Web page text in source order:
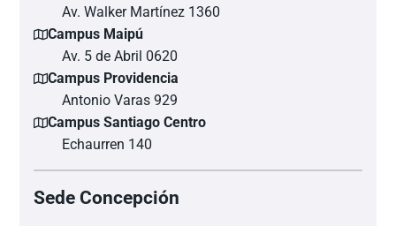
Av. Walker Martínez 1360
Campus Maipú
Av. 5 de Abril 0620
Campus Providencia
Antonio Varas 929
Campus Santiago Centro
Echaurren 140
Sede Concepción